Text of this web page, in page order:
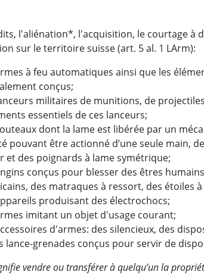
l'aliénation*, l'acquisition, le courtage à
sur le territoire suisse (art. 5 al. 1 LArm):
à feu automatiques ainsi que les
conçus;
militaires de munitions, de
essentiels de ces lanceurs;
dont la lame est libérée par un
pouvant être actionné d’une seule main,
et des poignards à lame symétrique;
conçus pour blesser des êtres
des matraques à ressort, des étoiles
produisant des électrochocs;
imitant un objet d'usage courant;
d'armes: des silencieux, des
lance-grenades conçus pour servir de
vendre ou transférer à quelqu’un la